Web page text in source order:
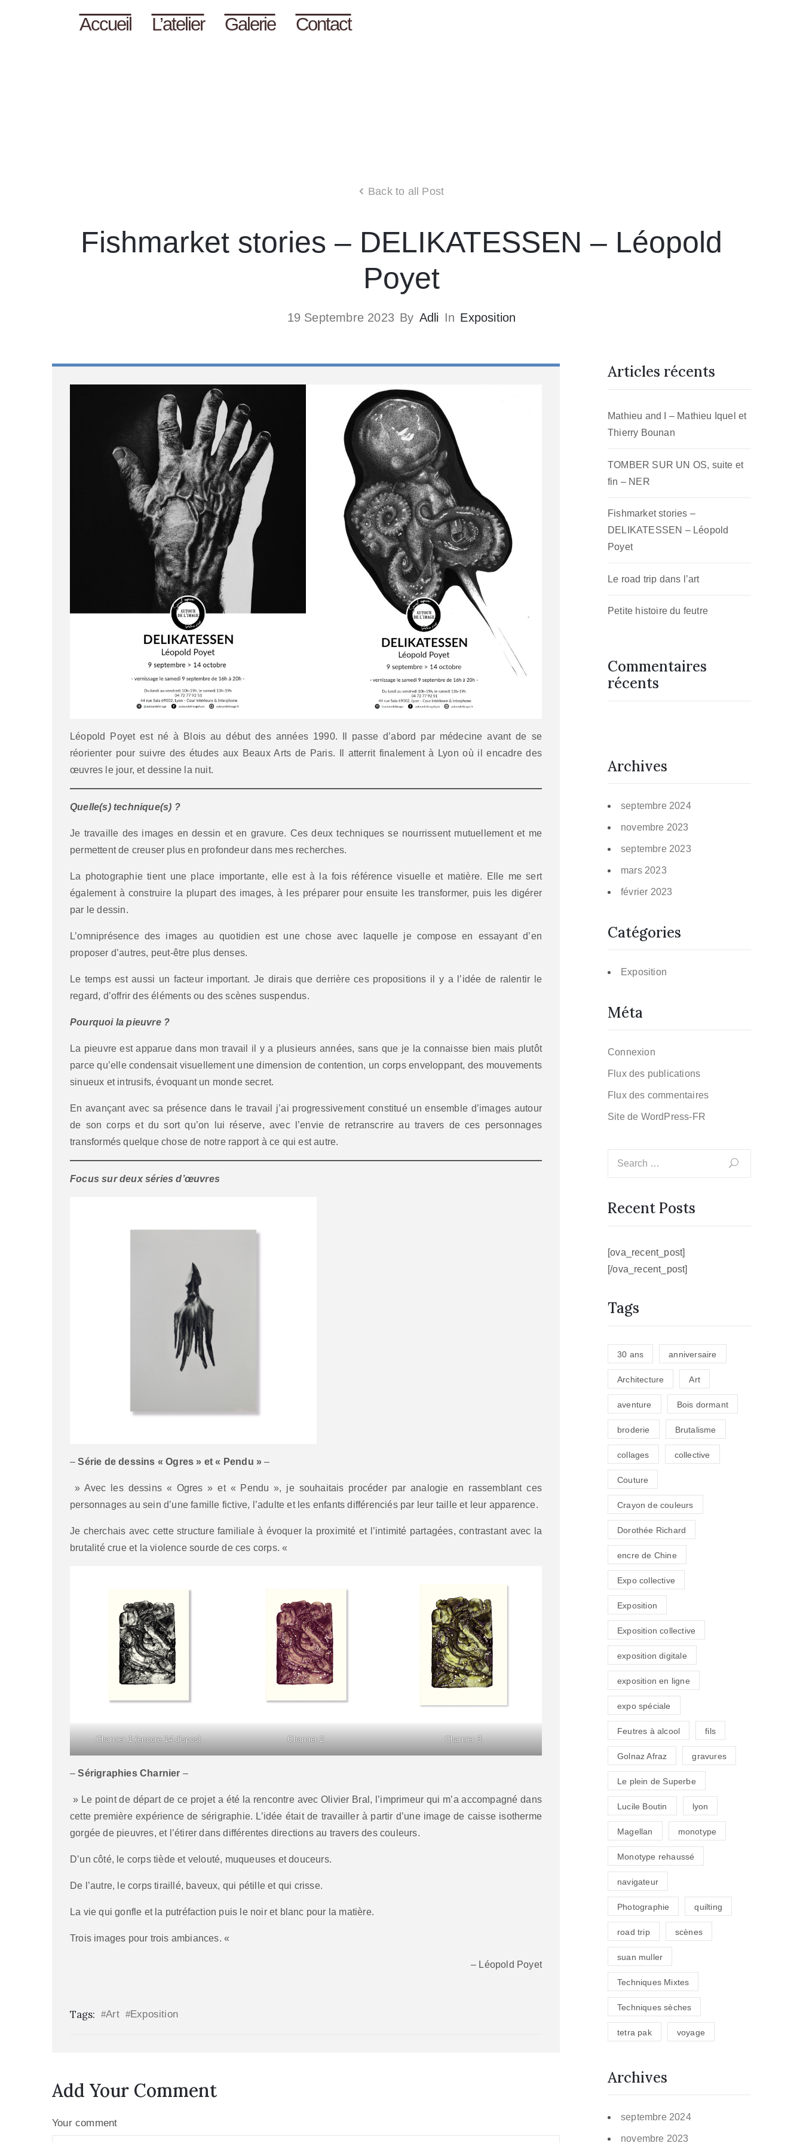
Accueil L’atelier Galerie Contact
Back to all Post
Fishmarket stories – DELIKATESSEN – Léopold
Poyet
19 Septembre 2023 By Adli In Exposition
Léopold Poyet est né à Blois au début des années 1990. Il passe d’abord par médecine avant de se
réorienter pour suivre des études aux Beaux Arts de Paris. Il atterrit finalement à Lyon où il encadre des
œuvres le jour, et dessine la nuit.
Quelle(s) technique(s) ?
Je travaille des images en dessin et en gravure. Ces deux techniques se nourrissent mutuellement et me
permettent de creuser plus en profondeur dans mes recherches.
La photographie tient une place importante, elle est à la fois référence visuelle et matière. Elle me sert
également à construire la plupart des images, à les préparer pour ensuite les transformer, puis les digérer
par le dessin.
L’omniprésence des images au quotidien est une chose avec laquelle je compose en essayant d’en
proposer d’autres, peut-être plus denses.
Le temps est aussi un facteur important. Je dirais que derrière ces propositions il y a l’idée de ralentir le
regard, d’offrir des éléments ou des scènes suspendus.
Pourquoi la pieuvre ?
La pieuvre est apparue dans mon travail il y a plusieurs années, sans que je la connaisse bien mais plutôt
parce qu’elle condensait visuellement une dimension de contention, un corps enveloppant, des mouvements
sinueux et intrusifs, évoquant un monde secret.
En avançant avec sa présence dans le travail j’ai progressivement constitué un ensemble d’images autour
de son corps et du sort qu’on lui réserve, avec l’envie de retranscrire au travers de ces personnages
transformés quelque chose de notre rapport à ce qui est autre.
Focus sur deux séries d’œuvres
–Série de dessins « Ogres » et « Pendu » –
» Avec les dessins « Ogres » et « Pendu », je souhaitais procéder par analogie en rassemblant ces
personnages au sein d’une famille fictive, l’adulte et les enfants différenciés par leur taille et leur apparence.
Je cherchais avec cette structure familiale à évoquer la proximité et l’intimité partagées, contrastant avec la
brutalité crue et la violence sourde de ces corps. «
Charnier 1 (encore 14 dispos) Charnier 2 Charnier 3
–Sérigraphies Charnier –
» Le point de départ de ce projet a été la rencontre avec Olivier Bral, l’imprimeur qui m’a accompagné dans
cette première expérience de sérigraphie. L’idée était de travailler à partir d’une image de caisse isotherme
gorgée de pieuvres, et l’étirer dans différentes directions au travers des couleurs.
D’un côté, le corps tiède et velouté, muqueuses et douceurs.
De l’autre, le corps tiraillé, baveux, qui pétille et qui crisse.
La vie qui gonfle et la putréfaction puis le noir et blanc pour la matière.
Trois images pour trois ambiances. «
– Léopold Poyet
Tags: #Art #Exposition
Add Your Comment
Your comment
Articles récents
Mathieu and I – Mathieu Iquel et
Thierry Bounan
TOMBER SUR UN OS, suite et
fin – NER
Fishmarket stories –
DELIKATESSEN – Léopold
Poyet
Le road trip dans l’art
Petite histoire du feutre
Commentaires
récents
Archives
septembre 2024
novembre 2023
septembre 2023
mars 2023
février 2023
Catégories
Exposition
Méta
Connexion
Flux des publications
Flux des commentaires
Site de WordPress-FR
Recent Posts
[ova_recent_post]
[/ova_recent_post]
Tags
30 ans anniversaire
Architecture Art
aventure Bois dormant
broderie Brutalisme
collages collective
Couture
Crayon de couleurs
Dorothée Richard
encre de Chine
Expo collective
Exposition
Exposition collective
exposition digitale
exposition en ligne
expo spéciale
Feutres à alcool fils
Golnaz Afraz gravures
Le plein de Superbe
Lucile Boutin lyon
Magellan monotype
Monotype rehaussé
navigateur
Photographie quilting
road trip scènes
suan muller
Techniques Mixtes
Techniques sèches
tetra pak voyage
Archives
septembre 2024
novembre 2023